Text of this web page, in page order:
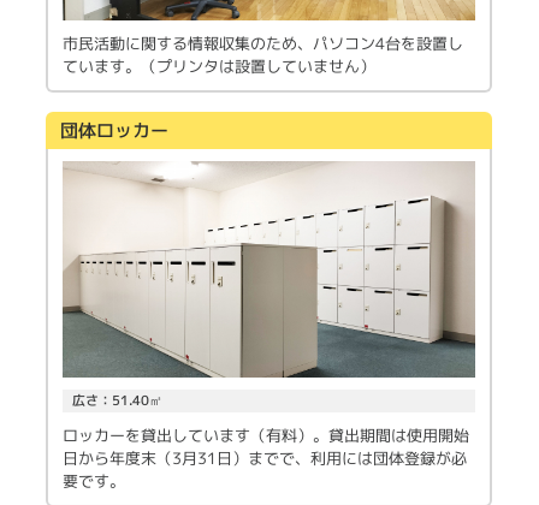
市民活動に関する情報収集のため、パソコン4台を設置し
ています。（プリンタは設置していません）
団体ロッカー
広さ：51.40㎡
ロッカーを貸出しています（有料）。貸出期間は使用開始
日から年度末（3月31日）までで、利用には団体登録が必
要です。